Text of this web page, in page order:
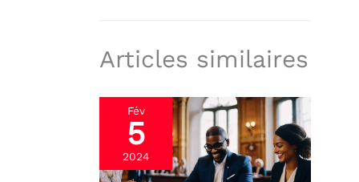
Articles similaires
Fév
5
2024